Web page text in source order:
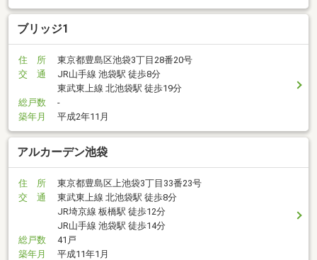
ブリッジ1
住 所
東京都豊島区池袋3丁目28番20号
交 通
JR山手線 池袋駅 徒歩8分
東武東上線 北池袋駅 徒歩19分
総戸数
-
築年月
平成2年11月
アルカーデン池袋
住 所
東京都豊島区上池袋3丁目33番23号
交 通
東武東上線 北池袋駅 徒歩8分
JR埼京線 板橋駅 徒歩12分
JR山手線 池袋駅 徒歩14分
総戸数
41戸
築年月
平成11年1月